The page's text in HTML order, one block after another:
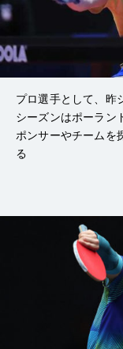
プロ選手として、昨
シーズンはポーラン
ポンサーやチームを
る